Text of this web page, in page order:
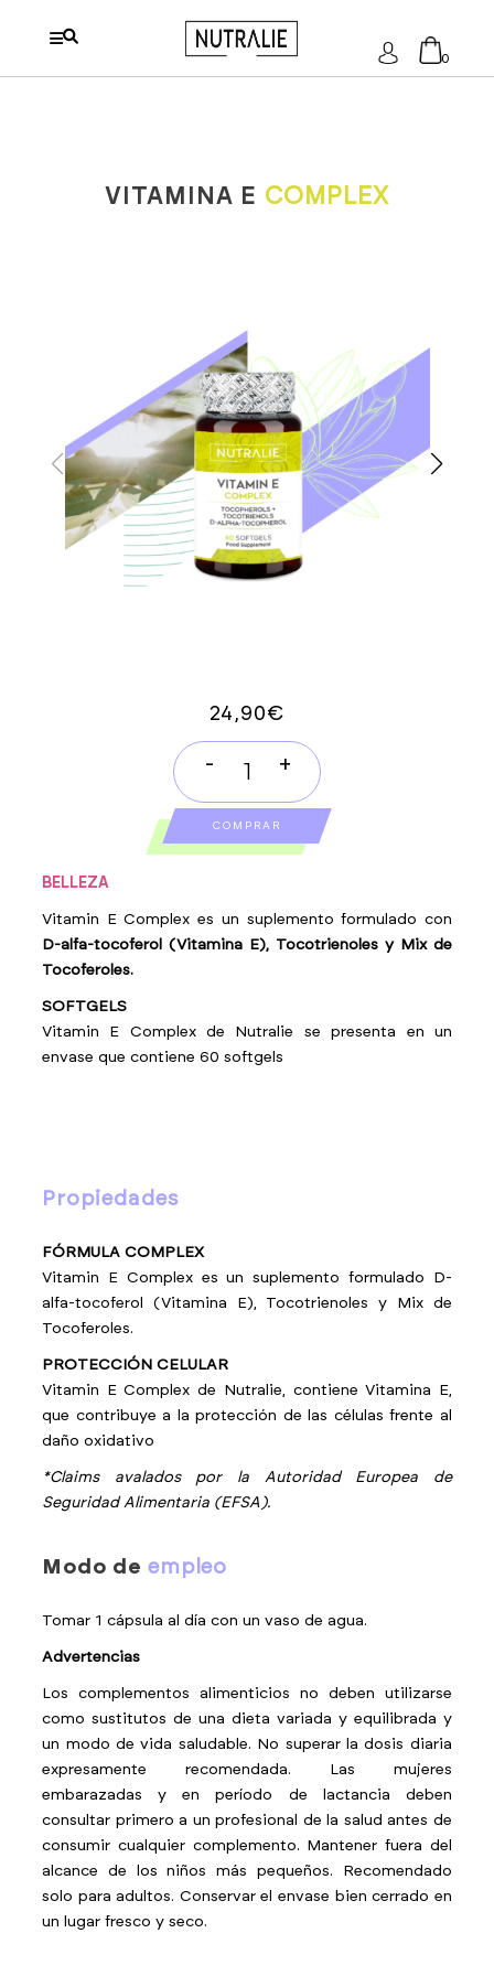
Acceder0
VITAMINA E COMPLEX
24,90€
VITAMINA
E
COMPLEX
quantity
- +
COMPRAR
BELLEZA
Vitamin E Complex es un suplemento formulado con
D-alfa-tocoferol (Vitamina E), Tocotrienoles y Mix de
Tocoferoles.
SOFTGELS
Vitamin E Complex de Nutralie se presenta en un
envase que contiene 60 softgels
propiedades
FÓRMULA COMPLEX
Vitamin E Complex es un suplemento formulado D-
alfa-tocoferol (Vitamina E), Tocotrienoles y Mix de
Tocoferoles.
PROTECCIÓN CELULAR
Vitamin E Complex de Nutralie, contiene Vitamina E,
que contribuye a la protección de las células frente al
daño oxidativo
*Claims avalados por la Autoridad Europea de
Seguridad Alimentaria (EFSA).
modo de empleo
Tomar 1 cápsula al día con un vaso de agua.
Advertencias
Los complementos alimenticios no deben utilizarse
como sustitutos de una dieta variada y equilibrada y
un modo de vida saludable. No superar la dosis diaria
expresamente recomendada. Las mujeres
embarazadas y en período de lactancia deben
consultar primero a un profesional de la salud antes de
consumir cualquier complemento. Mantener fuera del
alcance de los niños más pequeños. Recomendado
solo para adultos. Conservar el envase bien cerrado en
un lugar fresco y seco.